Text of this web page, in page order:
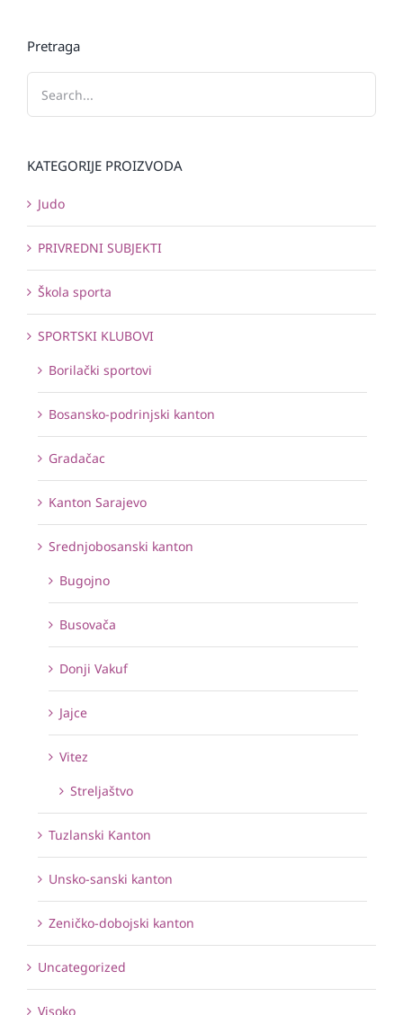
Pretraga
KATEGORIJE PROIZVODA
Judo
PRIVREDNI SUBJEKTI
Škola sporta
SPORTSKI KLUBOVI
Borilački sportovi
Bosansko-podrinjski kanton
Gradačac
Kanton Sarajevo
Srednjobosanski kanton
Bugojno
Busovača
Donji Vakuf
Jajce
Vitez
Streljaštvo
Tuzlanski Kanton
Unsko-sanski kanton
Zeničko-dobojski kanton
Uncategorized
Visoko